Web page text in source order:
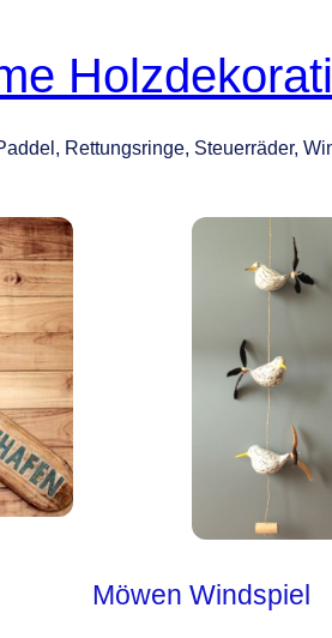
Rettungsringe, Steuerräder,
Möwen Windspiel